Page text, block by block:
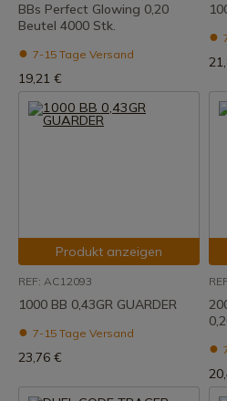
BBs Perfect Glowing 0,20
Beutel 4000 Stk.
7-15 Tage Versand
19,21 €
Produkt anzeigen
REF: AC12093
1000 BB 0,43GR GUARDER
7-15 Tage Versand
23,76 €